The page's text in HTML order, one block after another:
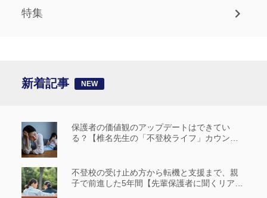
特集
新着記事
保護者の価値観のアップデートはできてい
る？【椎名先生の「不登校ライフ」カウンセ
不登校の受け止め方から転機と支援まで、親
子で前進した5年間【先輩保護者に聞くリアル